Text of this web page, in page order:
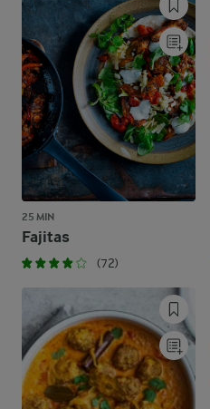
25 MIN
Fajitas
(72)